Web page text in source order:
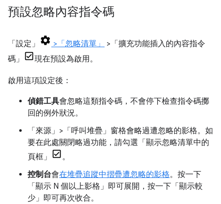
預設忽略內容指令碼
「設定」 >「忽略清單」
>「擴充功能插入的內容指令
碼」
現在預設為啟用。
啟用這項設定後：
偵錯工具會忽略這類指令碼，不會停下檢查指令碼擲
回的例外狀況。
「來源」>「呼叫堆疊」窗格會略過遭忽略的影格。 如
要在此處關閉略過功能，請勾選「顯示忽略清單中的
頁框」
。
控制台會在堆疊追蹤中摺疊遭忽略的影格。按一下
「顯示 N 個以上影格」 即可展開，按一下「顯示較
少」 即可再次收合。